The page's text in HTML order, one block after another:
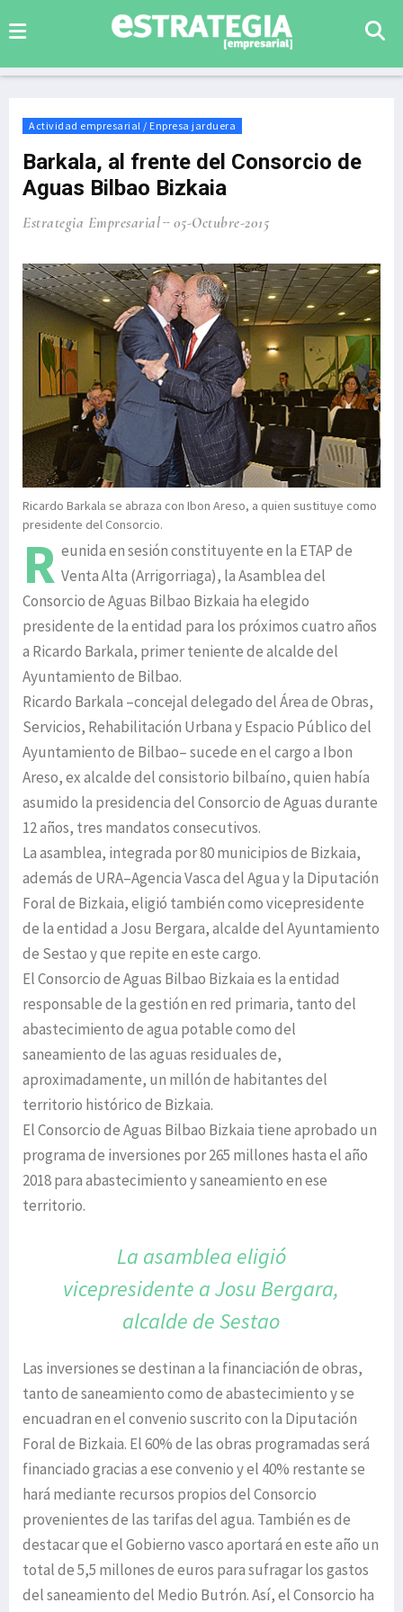
Actividad empresarial / Enpresa jarduera
Barkala, al frente del Consorcio de
Aguas Bilbao Bizkaia
Estrategia Empresarial 05-Octubre-2015
Ricardo Barkala se abraza con Ibon Areso, a quien sustituye como
presidente del Consorcio.
R eunida en sesión constituyente en la ETAP de
Venta Alta (Arrigorriaga), la Asamblea del
Consorcio de Aguas Bilbao Bizkaia ha elegido
presidente de la entidad para los próximos cuatro años
a Ricardo Barkala, primer teniente de alcalde del
Ayuntamiento de Bilbao.
Ricardo Barkala –concejal delegado del Área de Obras,
Servicios, Rehabilitación Urbana y Espacio Público del
Ayuntamiento de Bilbao– sucede en el cargo a Ibon
Areso, ex alcalde del consistorio bilbaíno, quien había
asumido la presidencia del Consorcio de Aguas durante
12 años, tres mandatos consecutivos.
La asamblea, integrada por 80 municipios de Bizkaia,
además de URA–Agencia Vasca del Agua y la Diputación
Foral de Bizkaia, eligió también como vicepresidente
de la entidad a Josu Bergara, alcalde del Ayuntamiento
de Sestao y que repite en este cargo.
El Consorcio de Aguas Bilbao Bizkaia es la entidad
responsable de la gestión en red primaria, tanto del
abastecimiento de agua potable como del
saneamiento de las aguas residuales de,
aproximadamente, un millón de habitantes del
territorio histórico de Bizkaia.
El Consorcio de Aguas Bilbao Bizkaia tiene aprobado un
programa de inversiones por 265 millones hasta el año
2018 para abastecimiento y saneamiento en ese
territorio.
La asamblea eligió
vicepresidente a Josu Bergara,
alcalde de Sestao
Las inversiones se destinan a la financiación de obras,
tanto de saneamiento como de abastecimiento y se
encuadran en el convenio suscrito con la Diputación
Foral de Bizkaia. El 60% de las obras programadas será
financiado gracias a ese convenio y el 40% restante se
hará mediante recursos propios del Consorcio
provenientes de las tarifas del agua. También es de
destacar que el Gobierno vasco aportará en este año un
total de 5,5 millones de euros para sufragar los gastos
del saneamiento del Medio Butrón. Así, el Consorcio ha